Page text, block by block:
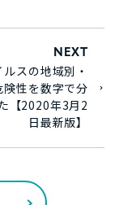
NEXT
スの地域別・
性を数字で分
【2020年3月2
日最新版】